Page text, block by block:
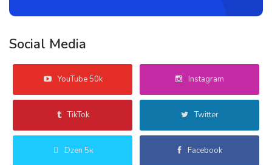
Social Media
YouTube 50k Instagram
TikTok Twitter
Dzen 5к Facebook